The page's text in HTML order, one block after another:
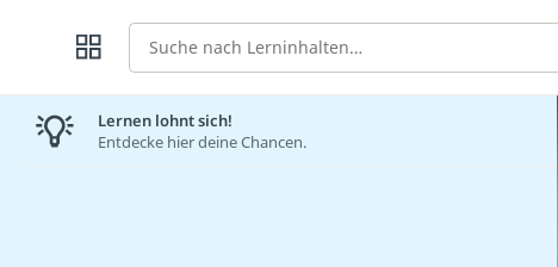
Suche
Lernen lohnt sich!
Entdecke hier deine Chancen.